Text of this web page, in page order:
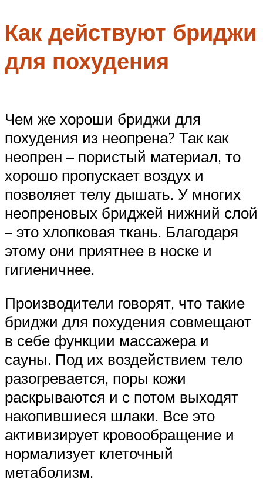
Как действуют бриджи
для похудения
Чем же хороши бриджи для
похудения из неопрена? Так как
неопрен – пористый материал, то
хорошо пропускает воздух и
позволяет телу дышать. У многих
неопреновых бриджей нижний слой
– это хлопковая ткань. Благодаря
этому они приятнее в носке и
гигиеничнее.
Производители говорят, что такие
бриджи для похудения совмещают
в себе функции массажера и
сауны. Под их воздействием тело
разогревается, поры кожи
раскрываются и с потом выходят
накопившиеся шлаки. Все это
активизирует кровообращение и
нормализует клеточный
метаболизм.